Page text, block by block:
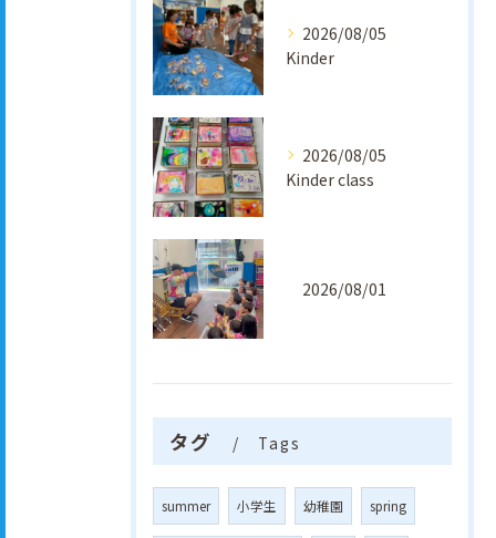
2026/08/05
Kinder
2026/08/05
Kinder class
2026/08/01
タグ Tags
summer 小学生 幼稚園 spring